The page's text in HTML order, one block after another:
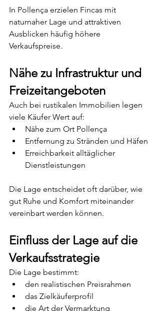
In Pollença erzielen Fincas mit
naturnaher Lage und attraktiven
Ausblicken häufig höhere
Verkaufspreise.
Nähe zu Infrastruktur und
Freizeitangeboten
Auch bei rustikalen Immobilien legen
viele Käufer Wert auf:
Nähe zum Ort Pollença
Entfernung zu Stränden und Häfen
Erreichbarkeit alltäglicher
Dienstleistungen
Die Lage entscheidet oft darüber, wie
gut Ruhe und Komfort miteinander
vereinbart werden können.
Einfluss der Lage auf die
Verkaufsstrategie
Die Lage bestimmt:
den realistischen Preisrahmen
das Zielkäuferprofil
die Art der Vermarktung